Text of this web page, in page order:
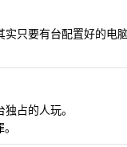
只要有台配置好的电
占的人玩。